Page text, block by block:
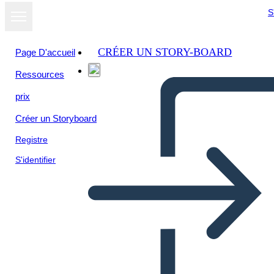
Page D'accueil
Ressources
prix
Créer un Storyboard
Registre
S'identifier
CRÉER UN STORY-BOARD
Afficher sous
forme de